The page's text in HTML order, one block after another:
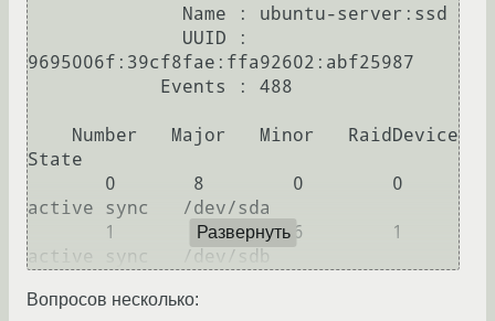
9695006f:39cf8fae:ffa92602:abf25987
State
active sync   /dev/sda
Развернуть
Вопросов несколько: